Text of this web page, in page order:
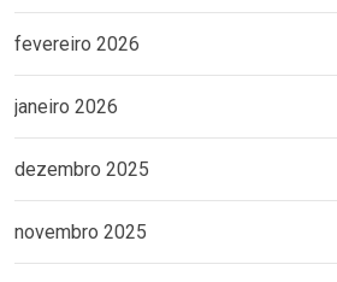
fevereiro 2026
janeiro 2026
dezembro 2025
novembro 2025